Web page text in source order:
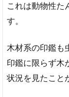
これは動物性た
す。
木材系の印鑑も
印鑑に限らず木
状況を見たこと